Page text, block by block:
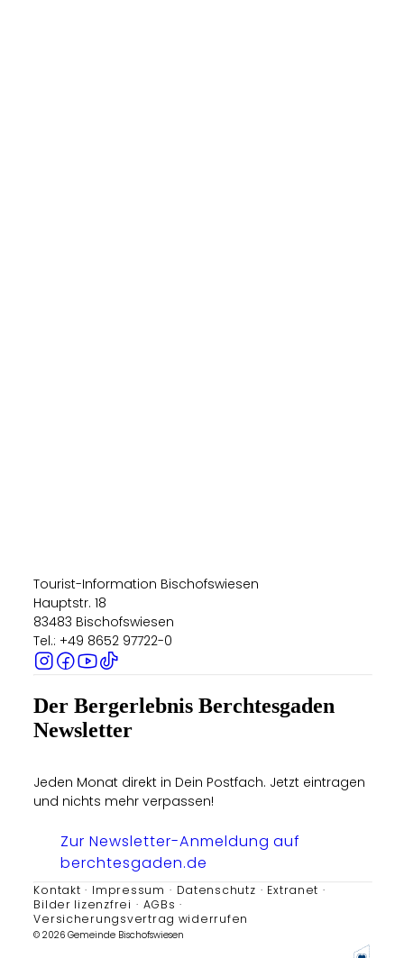
Tourist-Information Bischofswiesen
Hauptstr. 18
83483 Bischofswiesen
Tel.: +49 8652 97722-0
Der Bergerlebnis Berchtesgaden
Newsletter
Jeden Monat direkt in Dein Postfach. Jetzt eintragen
und nichts mehr verpassen!
Zur Newsletter-Anmeldung auf
berchtesgaden.de
Kontakt Impressum Datenschutz
Extranet
Bilder lizenzfrei
AGBs
Versicherungsvertrag widerrufen
© 2026 Gemeinde Bischofswiesen